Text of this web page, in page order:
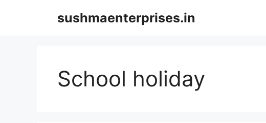
sushmaenterprises.in
School holiday